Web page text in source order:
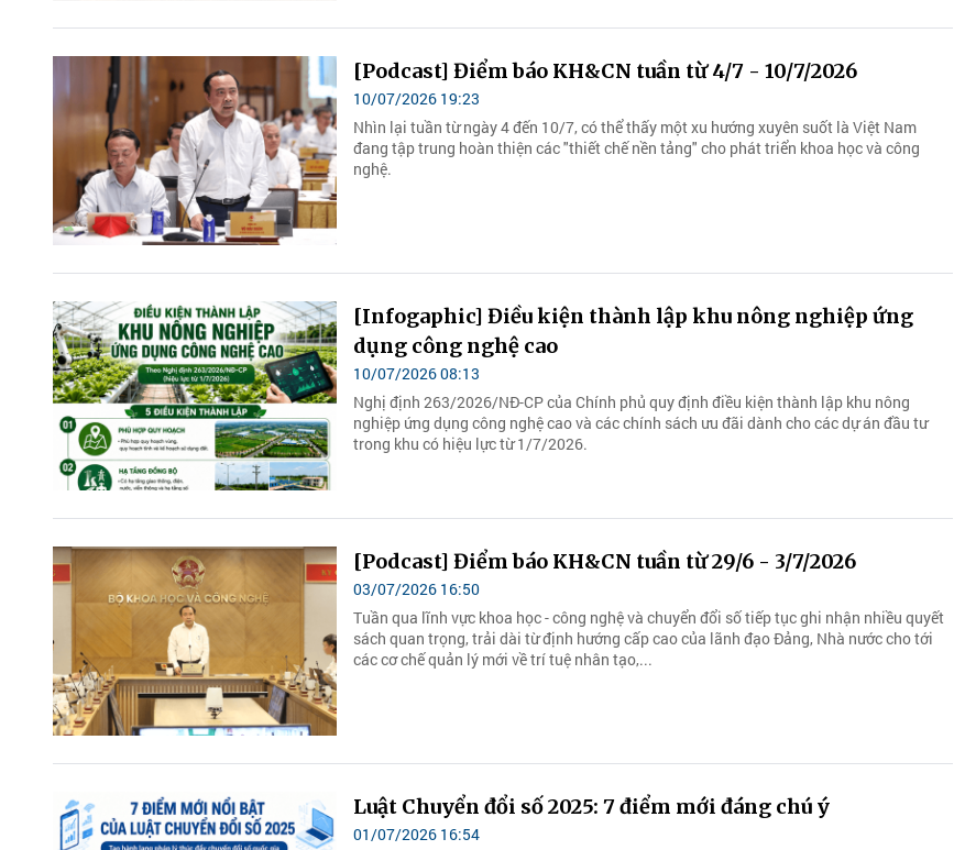
[Podcast] Điểm báo KH&CN tuần từ 4/7 - 10/7/2026
10/07/2026 19:23
Nhìn lại tuần từ ngày 4 đến 10/7, có thể thấy một xu hướng xuyên suốt là Việt Nam
đang tập trung hoàn thiện các "thiết chế nền tảng" cho phát triển khoa học và công
nghệ.
[Infogaphic] Điều kiện thành lập khu nông nghiệp ứng
dụng công nghệ cao
10/07/2026 08:13
Nghị định 263/2026/NĐ-CP của Chính phủ quy định điều kiện thành lập khu nông
nghiệp ứng dụng công nghệ cao và các chính sách ưu đãi dành cho các dự án đầu tư
trong khu có hiệu lực từ 1/7/2026.
[Podcast] Điểm báo KH&CN tuần từ 29/6 - 3/7/2026
03/07/2026 16:50
Tuần qua lĩnh vực khoa học - công nghệ và chuyển đổi số tiếp tục ghi nhận nhiều quyết
sách quan trọng, trải dài từ định hướng cấp cao của lãnh đạo Đảng, Nhà nước cho tới
các cơ chế quản lý mới về trí tuệ nhân tạo,...
Luật Chuyển đổi số 2025: 7 điểm mới đáng chú ý
01/07/2026 16:54